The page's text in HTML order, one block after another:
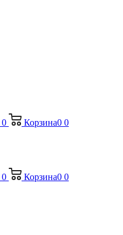
0 Корзина0 0
0 Корзина0 0